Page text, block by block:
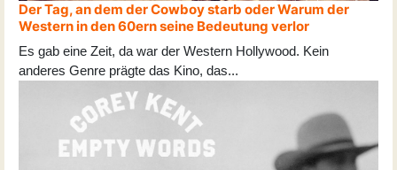
Der Tag, an dem der Cowboy starb oder Warum der
Western in den 60ern seine Bedeutung verlor
Es gab eine Zeit, da war der Western Hollywood. Kein
anderes Genre prägte das Kino, das...